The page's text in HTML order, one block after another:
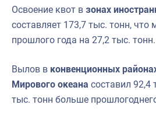
Освоение квот в зонах
составляет 173,7 тыс. тонн, что
прошлого года на 27,2 тыс. тонн.
Вылов в конвенционных
Мирового океана составил 92,4
тыс. тонн больше